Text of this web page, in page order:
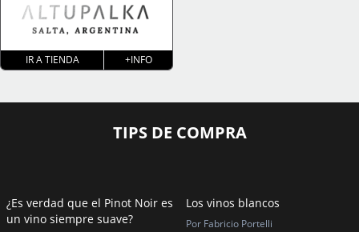
IR A TIENDA +INFO
TIPS DE COMPRA
¿Es verdad que el Pinot Noir es
un vino siempre suave?
Los vinos blancos
Por Fabricio Portelli